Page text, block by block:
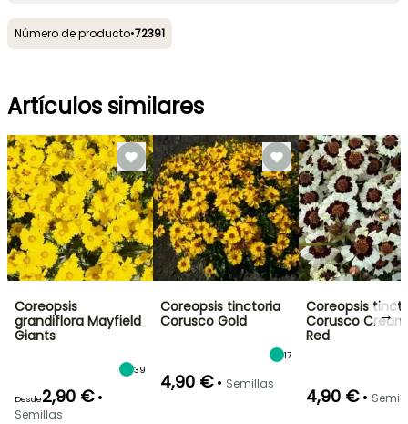
Número de producto•72391
Artículos similares
Coreopsis
grandiflora Mayfield
Giants
39
Desde2,90 € •
Semillas
Coreopsis tinctoria
Corusco Gold
17
4,90 € • Semillas
Coreopsis
Corusco
Red
4,90 € •
→